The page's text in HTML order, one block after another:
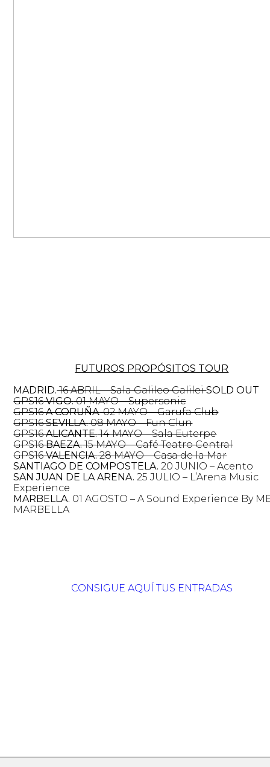
FUTUROS PROPÓSITOS TOUR
MADRID.16 ABRIL – Sala Galileo GalileiSOLD OUT
GPS16VIGO.01 MAYO – Supersonic
GPS16A CORUÑA. 02 MAYO – Garufa Club
GPS16SEVILLA.08 MAYO – Fun Clun
GPS16ALICANTE.14 MAYO – Sala Euterpe
GPS16BAEZA.15 MAYO – Café Teatro Central
GPS16VALENCIA.28 MAYO – Casa de la Mar
SANTIAGO DE COMPOSTELA. 20 JUNIO – Acento
SAN JUAN DE LA ARENA. 25 JULIO – L’Arena Music
Experience
MARBELLA. 01 AGOSTO – A Sound Experience By
MARBELLA
CONSIGUE AQUÍ TUS ENTRADAS